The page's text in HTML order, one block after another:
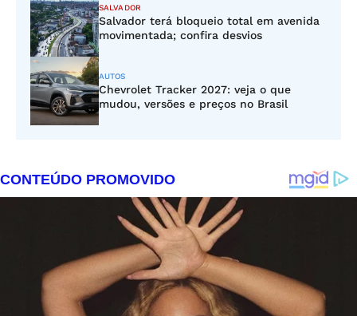
SALVADOR
Salvador terá bloqueio total em avenida
movimentada; confira desvios
AUTOS
Chevrolet Tracker 2027: veja o que
mudou, versões e preços no Brasil